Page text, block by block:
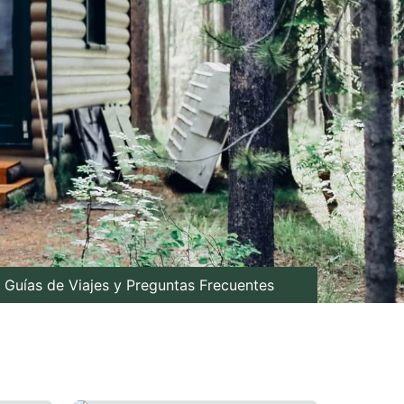
Guías de Viajes y Preguntas Frecuentes